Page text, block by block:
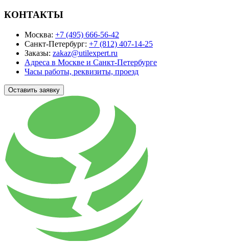
КОНТАКТЫ
Москва: +7 (495) 666-56-42
Санкт-Петербург: +7 (812) 407-14-25
Заказы: zakaz@utilexpert.ru
Адреса в Москве и Санкт-Петербурге
Часы работы, реквизиты, проезд
Оставить заявку